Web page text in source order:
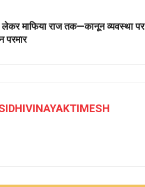
लेकर माफिया राज तक—कानून व्यवस्था पर
परमार